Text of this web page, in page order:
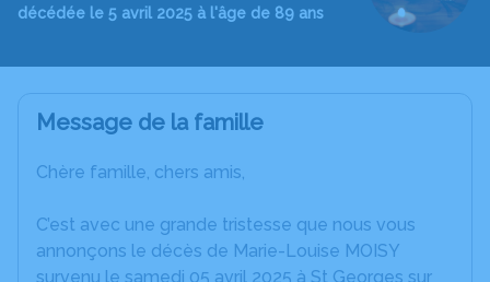
décédée le 5 avril 2025 à l'âge de 89 ans
Message de la famille
Chère famille, chers amis,
C’est avec une grande tristesse que nous vous
annonçons le décès de Marie-Louise MOISY
survenu le samedi 05 avril 2025 à St Georges sur